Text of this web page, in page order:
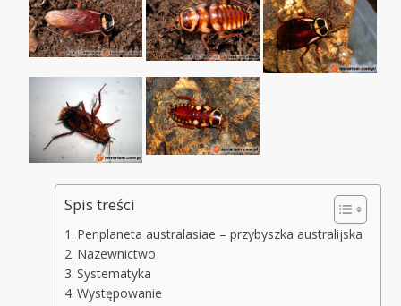
Spis treści
Periplaneta australasiae – przybyszka australijska
Nazewnictwo
Systematyka
Występowanie